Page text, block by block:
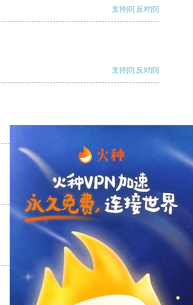
支持[0] 反对[0]
支持[0] 反对[0]
支持 [0] 反对 [0]
支持